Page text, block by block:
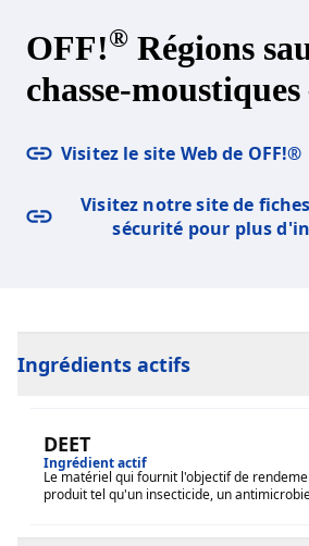
OFF!® Régions
chasse-moustiques
Visitez le site Web de OFF!®
Visitez notre site de
sécurité pour plus
Ingrédients actifs
DEET
Ingrédient actif
Le matériel qui fournit l'objectif de
produit tel qu'un insecticide, un